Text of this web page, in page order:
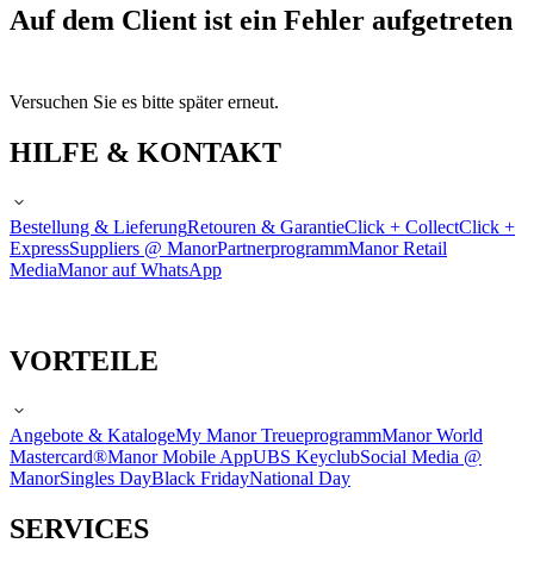
Auf dem Client ist ein Fehler aufgetreten
Versuchen Sie es bitte später erneut.
HILFE & KONTAKT
Bestellung & LieferungRetouren & GarantieClick + CollectClick +
ExpressSuppliers @ ManorPartnerprogrammManor Retail
MediaManor auf WhatsApp
VORTEILE
Angebote & KatalogeMy Manor TreueprogrammManor World
Mastercard®Manor Mobile AppUBS KeyclubSocial Media @
ManorSingles DayBlack FridayNational Day
SERVICES